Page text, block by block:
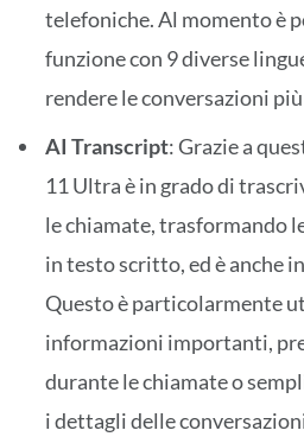
telefoniche. Al momento è
funzione con 9 diverse
rendere le conversazioni
AI Transcript: Grazie a
11 Ultra è in grado di
le chiamate, trasformando
in testo scritto, ed è anche
Questo è particolarmente
informazioni importanti,
durante le chiamate o
i dettagli delle